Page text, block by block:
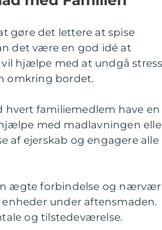
gøre det lettere at spise
det være en god idé at
hjælpe med at undgå stress
omkring bordet.
hvert familiemedlem have en
med madlavningen
af ejerskab og engagere alle
ægte forbindelse og
under aftensmaden.
og tilstedeværelse.